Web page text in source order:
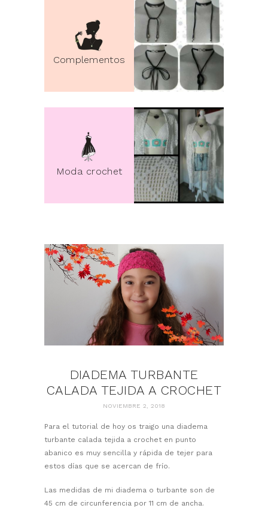
Complementos
Moda crochet
pin it
DIADEMA TURBANTE
CALADA TEJIDA A CROCHET
NOVIEMBRE 2, 2018
Para el tutorial de hoy os traigo una diadema
turbante calada tejida a crochet en punto
abanico es muy sencilla y rápida de tejer para
estos días que se acercan de frío.
Las medidas de mi diadema o turbante son de
45 cm de circunferencia por 11 cm de ancha.